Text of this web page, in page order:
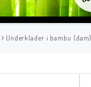
Underkläder i bambu (dam)